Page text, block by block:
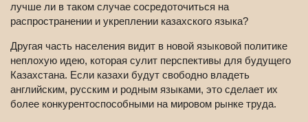
лучше ли в таком случае сосредоточиться на
распространении и укреплении казахского языка?
Другая часть населения видит в новой языковой политике
неплохую идею, которая сулит перспективы для будущего
Казахстана. Если казахи будут свободно владеть
английским, русским и родным языками, это сделает их
более конкурентоспособными на мировом рынке труда.